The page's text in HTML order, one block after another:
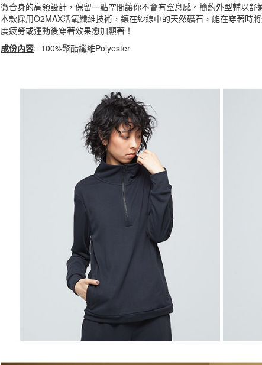
微合身的高領設計，保留一點空間讓你不會有窒息感。簡約外型輔以
本款採用O2MAX活氧纖維技術，鑲在紗線中的天然礦石，能在穿著時
度疲勞或運動後穿著效果愈加顯著！
成份內容: 100%聚酯纖維Polyester